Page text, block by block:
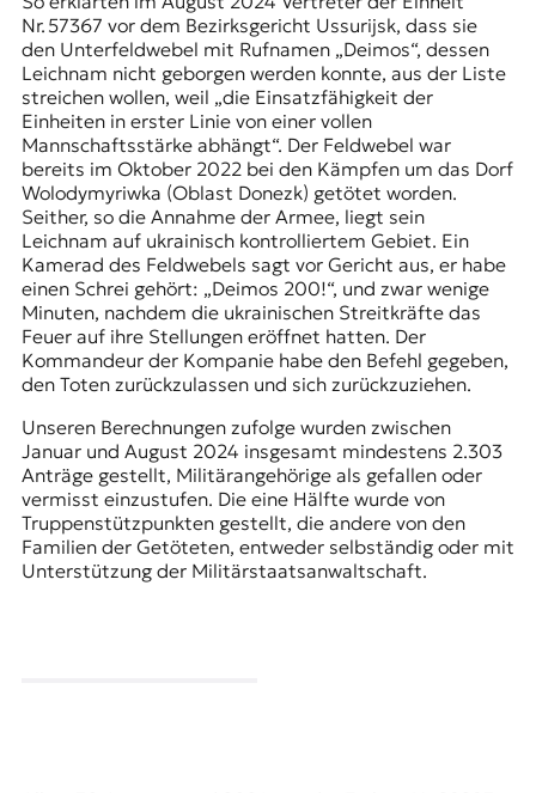
Nr. 57367 vor dem Bezirksgericht Ussurijsk, dass sie
den Unterfeldwebel mit Rufnamen „Deimos“, dessen
Leichnam nicht geborgen werden konnte, aus der Liste
streichen wollen, weil „die Einsatzfähigkeit der
Einheiten in erster Linie von einer vollen
Mannschaftsstärke abhängt“. Der Feldwebel war
bereits im Oktober 2022 bei den Kämpfen um das Dorf
Wolodymyriwka (Oblast Donezk) getötet worden.
Seither, so die Annahme der Armee, liegt sein
Leichnam auf ukrainisch kontrolliertem Gebiet. Ein
Kamerad des Feldwebels sagt vor Gericht aus, er habe
einen Schrei gehört: „Deimos 200!“, und zwar wenige
Minuten, nachdem die ukrainischen Streitkräfte das
Feuer auf ihre Stellungen eröffnet hatten. Der
Kommandeur der Kompanie habe den Befehl gegeben,
den Toten zurückzulassen und sich zurückzuziehen.
Unseren Berechnungen zufolge wurden zwischen
Januar und August 2024 insgesamt mindestens 2.303
Anträge gestellt, Militärangehörige als gefallen oder
vermisst einzustufen. Die eine Hälfte wurde von
Truppenstützpunkten gestellt, die andere von den
Familien der Getöteten, entweder selbständig oder mit
Unterstützung der Militärstaatsanwaltschaft.